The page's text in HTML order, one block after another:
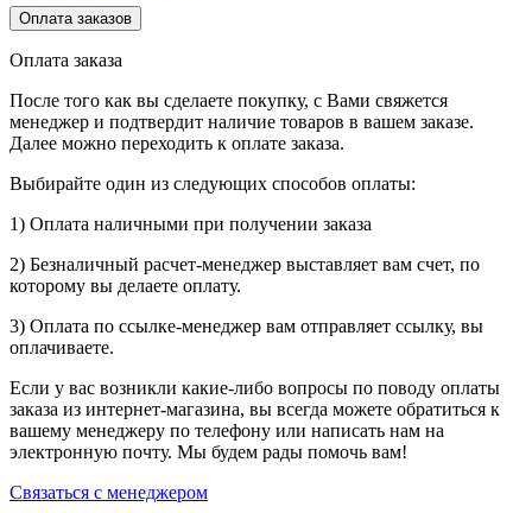
Оплата заказов
Оплата заказа
После того как вы сделаете покупку, с Вами свяжется
менеджер и подтвердит наличие товаров в вашем заказе.
Далее можно переходить к оплате заказа.
Выбирайте один из следующих способов оплаты:
1) Оплата наличными при получении заказа
2) Безналичный расчет-менеджер выставляет вам счет, по
которому вы делаете оплату.
3) Оплата по ссылке-менеджер вам отправляет ссылку, вы
оплачиваете.
Если у вас возникли какие-либо вопросы по поводу оплаты
заказа из интернет-магазина, вы всегда можете обратиться к
вашему менеджеру по телефону или написать нам на
электронную почту. Мы будем рады помочь вам!
Связаться с менеджером